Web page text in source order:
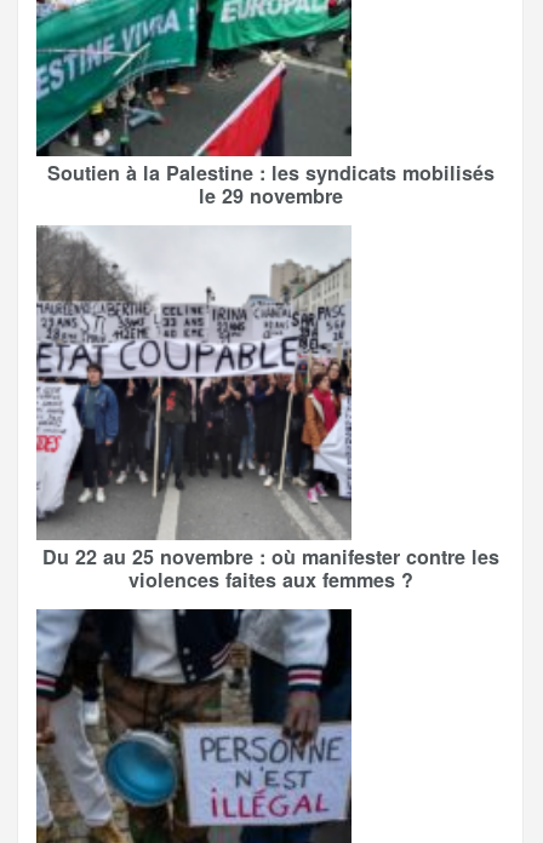
Soutien à la Palestine : les syndicats mobilisés
le 29 novembre
Du 22 au 25 novembre : où manifester contre les
violences faites aux femmes ?